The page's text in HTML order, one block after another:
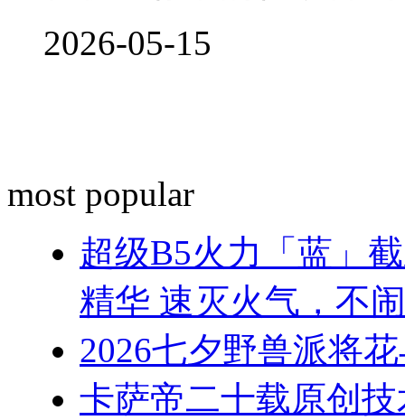
2026-05-15
most popular
超级B5火力「蓝」
精华 速灭火气，不
2026七夕野兽派将
卡萨帝二十载原创